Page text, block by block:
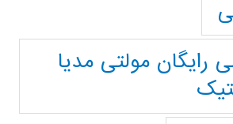
رایگان مولتی مدیا